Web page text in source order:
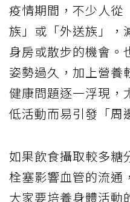
疫情期間，不少人從
族」或「外送族」，
身房或散步的機會。
姿勢過久，加上營養
健康問題逐一浮現，
低活動而易引發「周
如果飲食攝取較多糖
栓塞影響血管的流通
大家要培養身體活動